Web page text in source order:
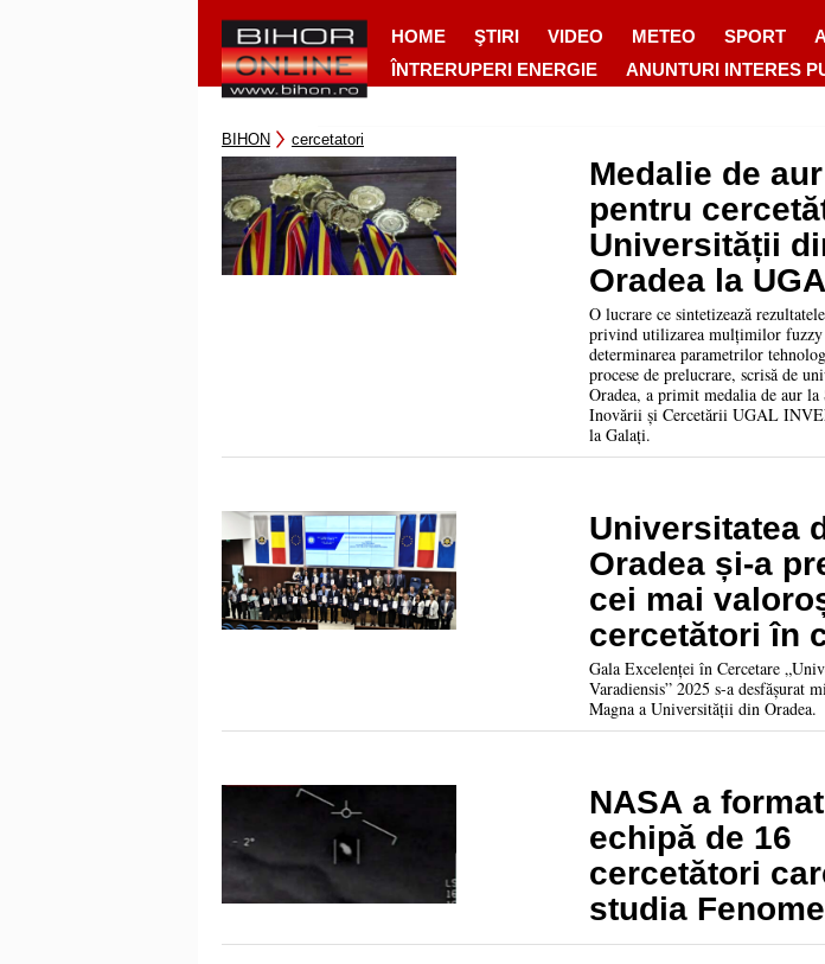
HOME ŞTIRI VIDEO METEO SPORT
ÎNTRERUPERI ENERGIE
ANUNTURI INTERES
BIHON cercetatori
Medalie de aur
pentru
Universității
Oradea la
INVENT
O lucrare ce sintetizează
privind utilizarea mulțimilor fuzzy
determinarea parametrilor
procese de prelucrare, scrisă de
Oradea, a primit medalia de aur la
Inovării și Cercetării UGAL
la Galați.
Universitatea
Oradea și-a
cei mai
cercetători în
Galei
Cercetare
„Universitas
Gala Excelenței în Cercetare
Varadiensis” 2025 s-a desfășurat
Magna a Universității din Oradea.
NASA a
echipă de 16
cercetători
studia
Aeriene